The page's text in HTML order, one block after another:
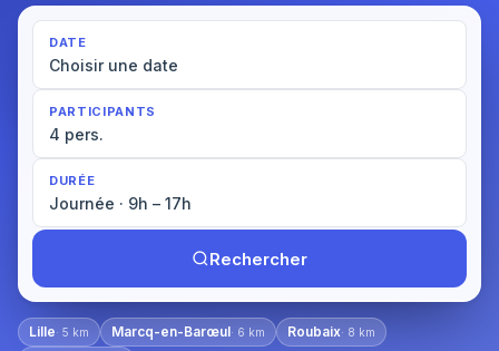
DATE
Choisir une date
PARTICIPANTS
4 pers.
DURÉE
Journée · 9h – 17h
Rechercher
Lille· 5 km Marcq-en-Barœul· 6 km Roubaix· 8 km